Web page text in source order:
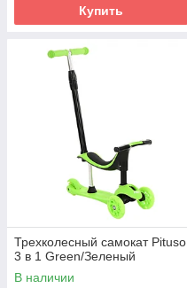
Купить
Трехколесный самокат Pituso
3 в 1 Green/Зеленый
В наличии